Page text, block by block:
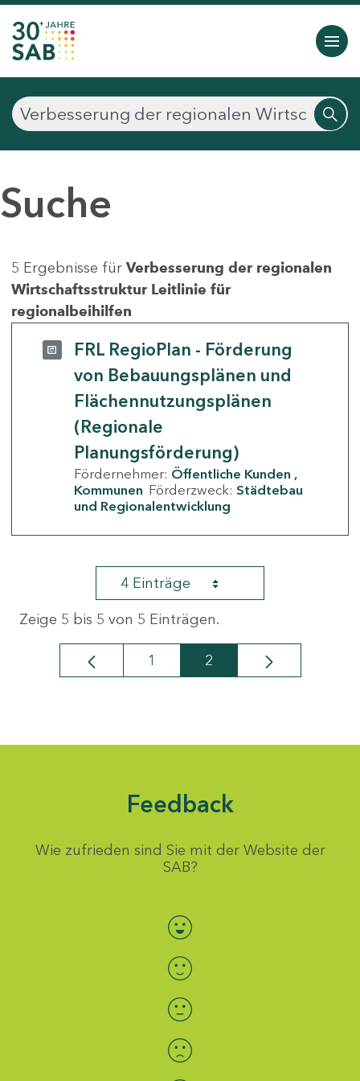
Suche
5 Ergebnisse für Verbesserung der regionalen
Wirtschaftsstruktur Leitlinie für
regionalbeihilfen
FRL RegioPlan - Förderung
von Bebauungsplänen und
Flächennutzungsplänen
(Regionale
Planungsförderung)
Fördernehmer: Öffentliche Kunden
Kommunen Förderzweck: Städtebau
und Regionalentwicklung
4 Einträge
Zeige 5 bis 5 von 5 Einträgen.
Seite
1 Seite
2
Feedback
Wie zufrieden sind Sie mit der Website der
SAB?
Bewertung auswählen